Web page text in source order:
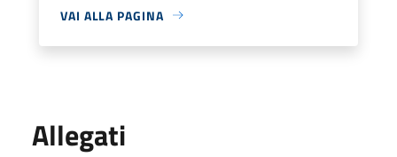
VAI ALLA PAGINA
Allegati